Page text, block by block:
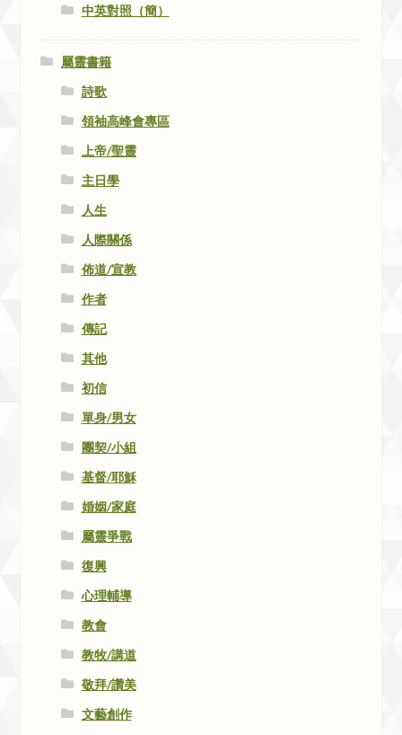
中英對照（簡）
屬靈書籍
詩歌
領袖高峰會專區
上帝/聖靈
主日學
人生
人際關係
佈道/宣教
作者
傳記
其他
初信
單身/男女
團契/小組
基督/耶穌
婚姻/家庭
屬靈爭戰
復興
心理輔導
教會
教牧/講道
敬拜/讚美
文藝創作